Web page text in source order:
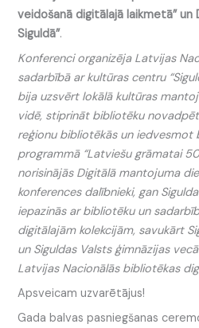
veidošanā digitālajā laikmetā”
Siguldā”.
Konferenci organizēja Latvijas
sadarbībā ar kultūras centru
bija uzsvērt lokālā kultūras
vidē, stiprināt bibliotēku
reģionu bibliotēkās un iedvesmot
programmā “Latviešu grāmatai
norisinājās Digitālā mantojuma
konferences dalībnieki, gan
iepazinās ar bibliotēku un
digitālajām kolekcijām, savukārt
un Siguldas Valsts ģimnāzijas
Latvijas Nacionālās bibliotēkas
Apsveicam uzvarētājus!
Gada balvas pasniegšanas